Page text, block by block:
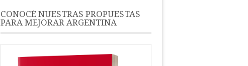
CONOCÉ NUESTRAS PROPUESTAS
PARA MEJORAR ARGENTINA